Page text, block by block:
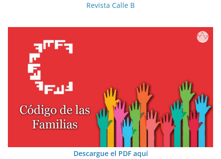
Revista Calle B
Descargue el PDF aquí